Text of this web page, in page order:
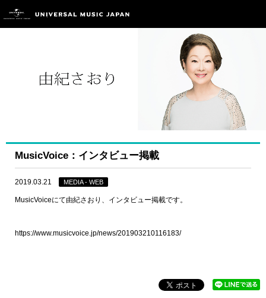
MusicVoice：インタビュー掲載
2019.03.21 MEDIA - WEB
MusicVoiceにて由紀さおり、インタビュー掲載です。
https://www.musicvoice.jp/news/201903210116183/